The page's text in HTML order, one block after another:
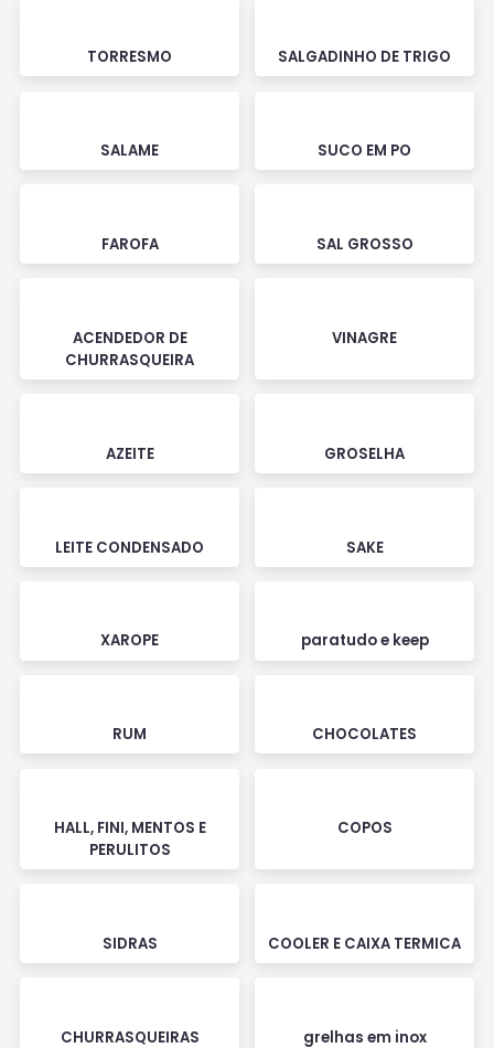
TORRESMO SALGADINHO DE TRIGO
SALAME SUCO EM PO
FAROFA SAL GROSSO
ACENDEDOR DE
CHURRASQUEIRA
VINAGRE
AZEITE GROSELHA
LEITE CONDENSADO SAKE
XAROPE paratudo e keep
RUM CHOCOLATES
HALL, FINI, MENTOS E
PERULITOS
COPOS
SIDRAS COOLER E CAIXA TERMICA
CHURRASQUEIRAS grelhas em inox